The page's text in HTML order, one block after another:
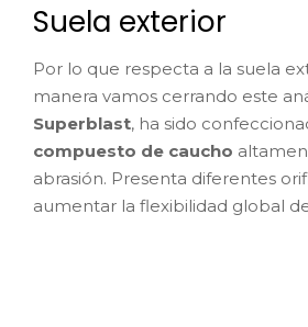
Suela exterior
Por lo que respecta a la suela
manera vamos cerrando este
Superblast, ha sido
compuesto de caucho
abrasión. Presenta diferentes
aumentar la flexibilidad global